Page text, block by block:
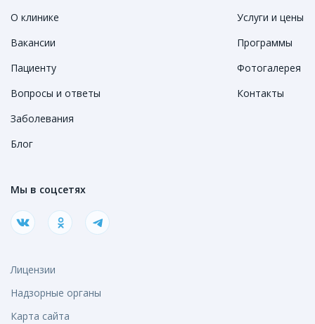
О клинике
Вакансии
Пациенту
Вопросы и ответы
Заболевания
Блог
Услуги и цены
Программы
Фотогалерея
Контакты
Мы в соцсетях
Лицензии
Надзорные органы
Карта сайта